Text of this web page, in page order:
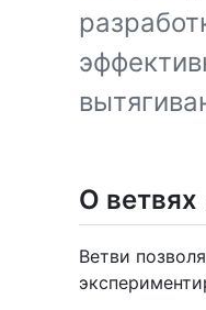
О ветвях
Ветви